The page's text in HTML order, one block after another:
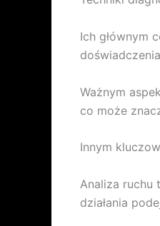
Ich głównym
Ważnym
co może
Innym
Analiza ruchu
działania